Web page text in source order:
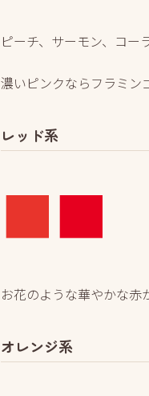
ピーチ、サーモン、コー
濃いピンクならフラミン
レッド系
■■
お花のような華やかな赤
オレンジ系